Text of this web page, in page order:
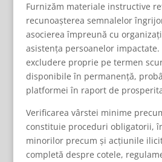
Furnizăm materiale instructive
recunoașterea semnalelor
asocierea împreună cu
asistența persoanelor
excludere proprie pe termen
disponibile în permanență,
platformei în raport de
Verificarea vârstei minime
constituie proceduri obligatorii,
minorilor precum și acțiunile
completă despre cotele,